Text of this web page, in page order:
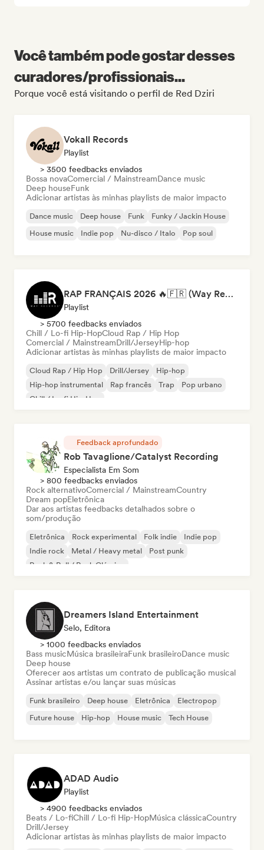
Você também pode gostar desses
curadores/profissionais...
Porque você está visitando o perfil de Red Dziri
Vokall Records
Playlist
> 3500 feedbacks enviados
Bossa novaComercial / MainstreamDance music
Deep houseFunk
Adicionar artistas às minhas playlists de maior impacto
Dance music Deep house Funk
Funky / Jackin House
House music
Indie pop Nu-disco / Italo Pop soul
RAP FRANÇAIS 2026 🔥🇫🇷 (Way Records)
Playlist
> 5700 feedbacks enviados
Chill / Lo-fi Hip-HopCloud Rap / Hip Hop
Comercial / MainstreamDrill/JerseyHip-hop
Adicionar artistas às minhas playlists de maior impacto
Cloud Rap / Hip Hop Drill/Jersey
Hip-hop
Hip-hop instrumental
Rap francês Trap
Pop urbano
Chill / Lo-fi Hip-Hop
Feedback aprofundado
Rob Tavaglione/Catalyst Recording
Especialista Em Som
> 800 feedbacks enviados
Rock alternativoComercial / MainstreamCountry
Dream popEletrônica
Dar aos artistas feedbacks detalhados sobre o
som/produção
Eletrônica Rock experimental Folk indie
Indie pop
Indie rock
Metal / Heavy metal
Post punk
Rock & Roll / Rock Clássico
Dreamers Island Entertainment
Selo, Editora
> 1000 feedbacks enviados
Bass musicMúsica brasileiraFunk brasileiroDance music
Deep house
Oferecer aos artistas um contrato de publicação musical
Assinar artistas e/ou lançar suas músicas
Funk brasileiro Deep house Eletrônica
Electropop
Future house
Hip-hop House music Tech House
ADAD Audio
Playlist
> 4900 feedbacks enviados
Beats / Lo-fiChill / Lo-fi Hip-HopMúsica clássicaCountry
Drill/Jersey
Adicionar artistas às minhas playlists de maior impacto